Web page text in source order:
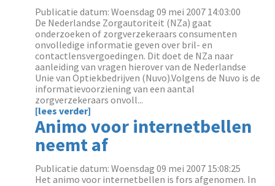
Publicatie datum: Woensdag 09 mei 2007 14:03:00
De Nederlandse Zorgautoriteit (NZa) gaat
onderzoeken of zorgverzekeraars consumenten
onvolledige informatie geven over bril- en
contactlensvergoedingen. Dit doet de NZa naar
aanleiding van vragen hierover van de Nederlandse
Unie van Optiekbedrijven (Nuvo).Volgens de Nuvo is de
informatievoorziening van een aantal
zorgverzekeraars onvoll...
[lees verder]
Animo voor internetbellen
neemt af
Publicatie datum: Woensdag 09 mei 2007 15:08:25
Het animo voor internetbellen is fors afgenomen. In